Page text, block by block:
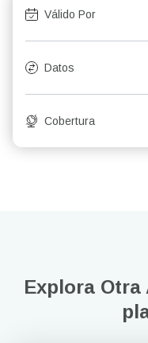
Válido Por
Datos
Cobertura
Explora Otra